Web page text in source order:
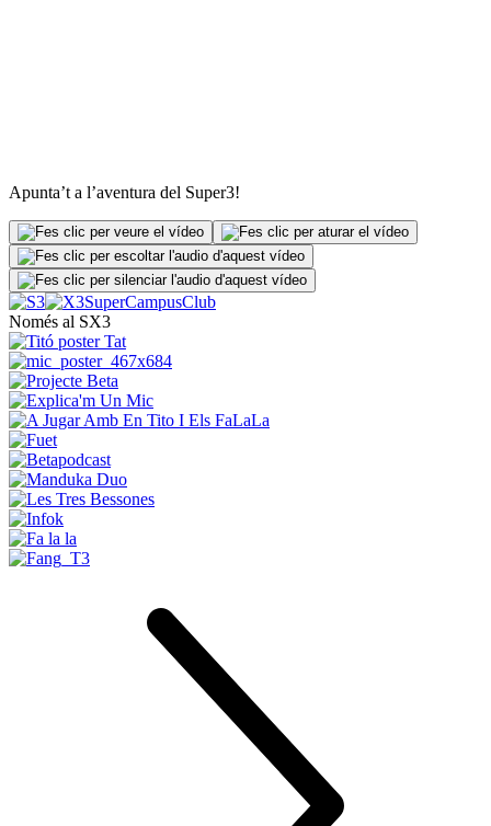
Apunta’t a l’aventura del Super3!
SuperCampusClub
Només al SX3